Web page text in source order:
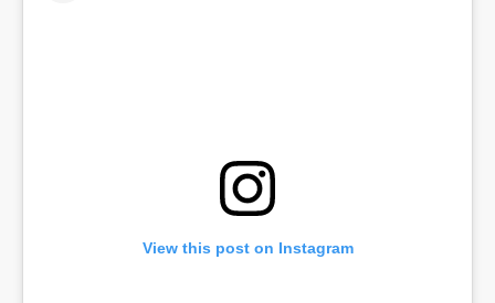
View this post on Instagram